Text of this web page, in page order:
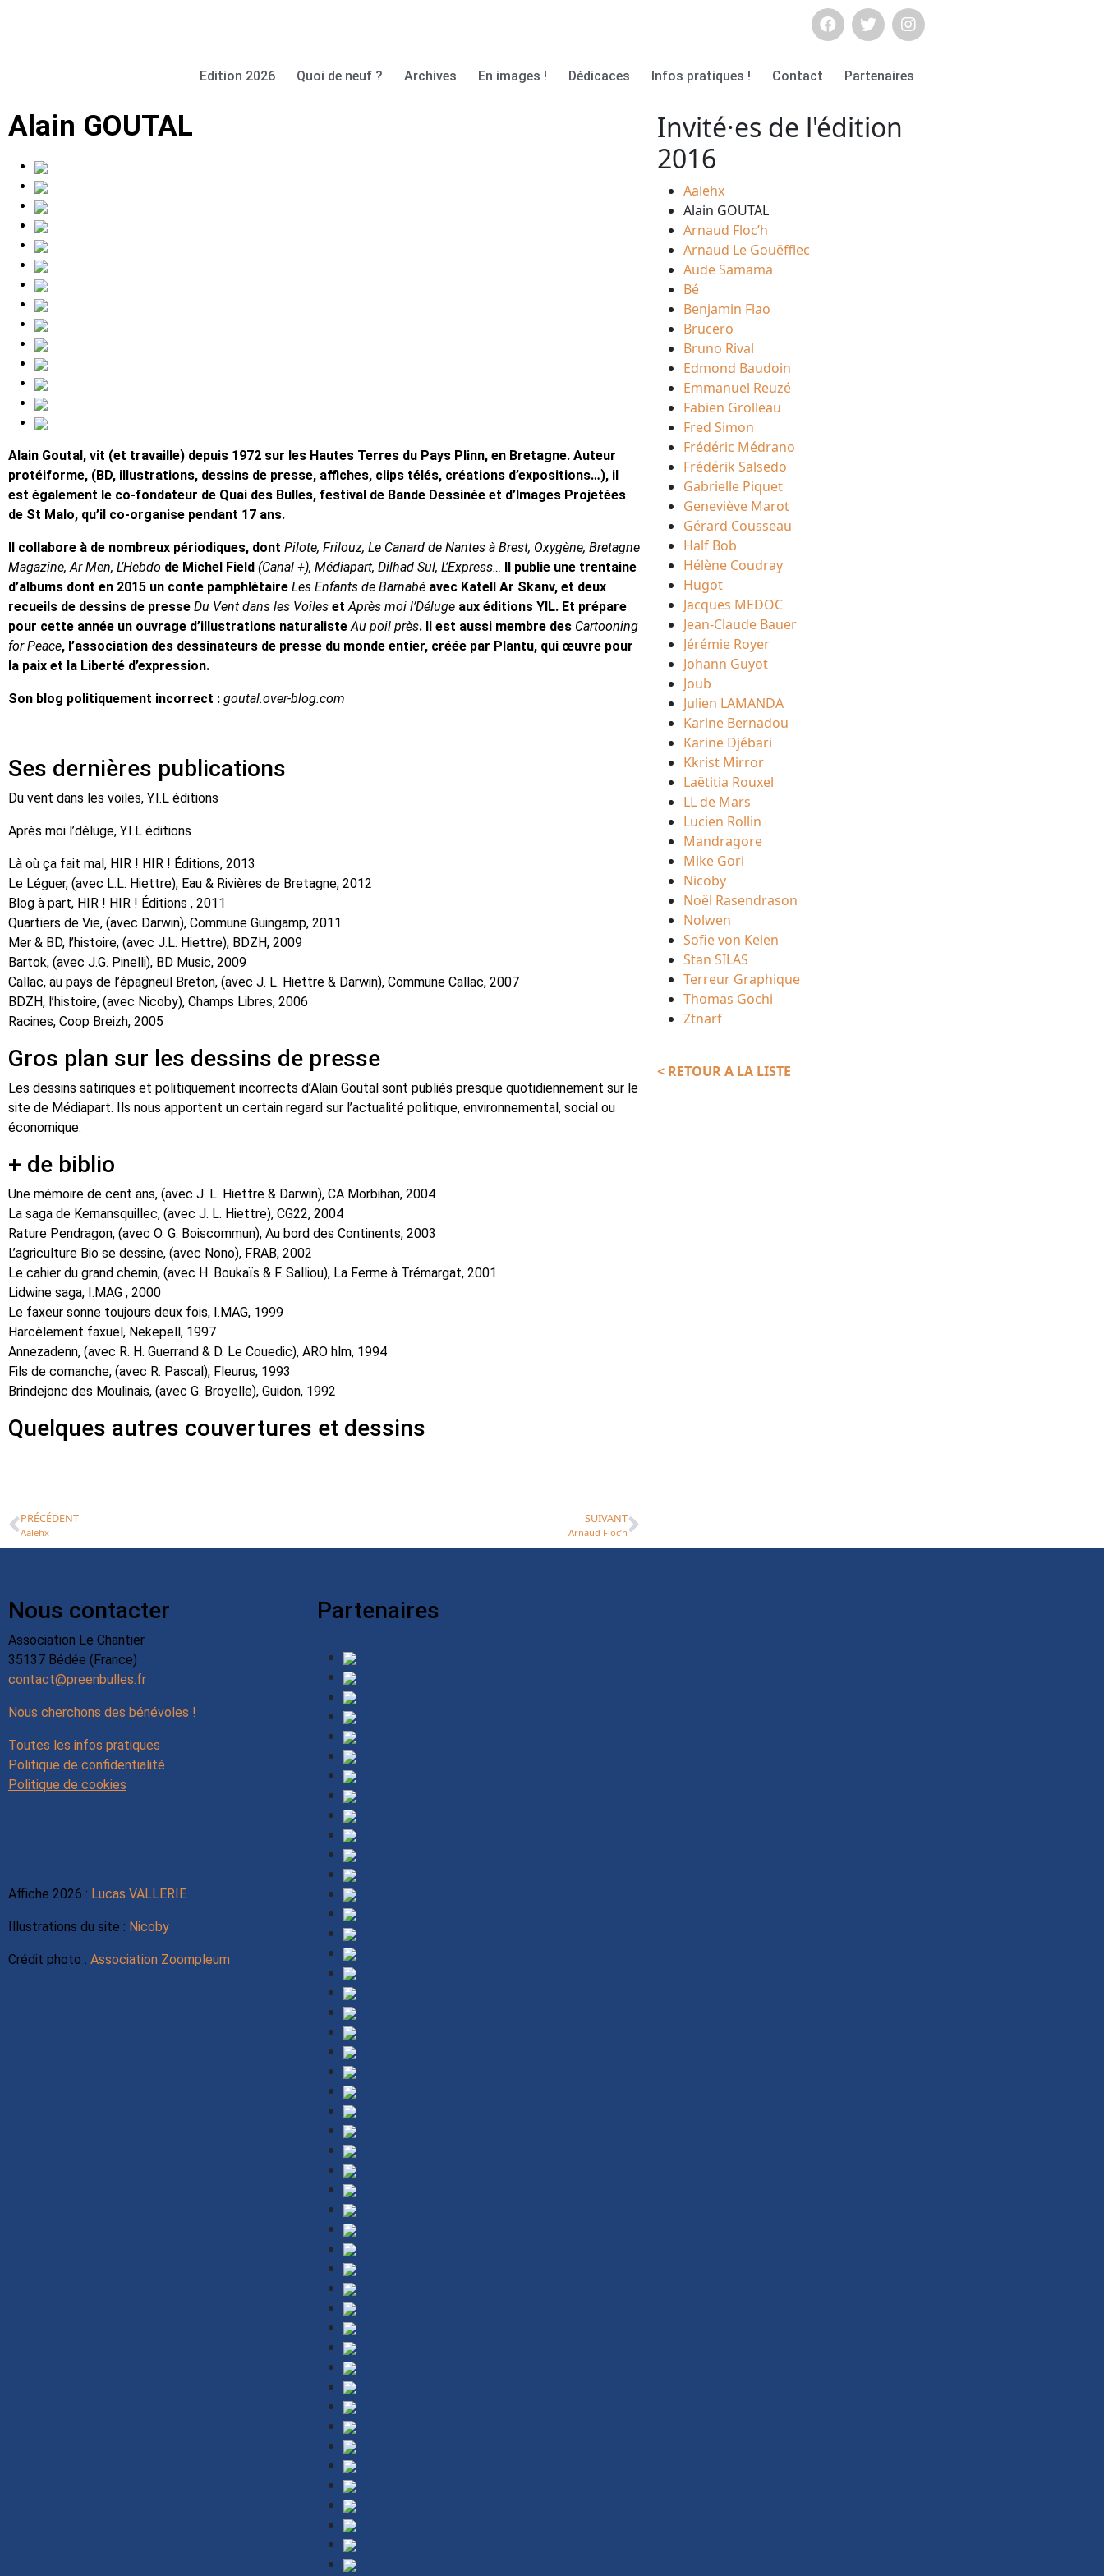
Edition 2026 Quoi de neuf ? Archives En images ! Dédicaces Infos pratiques ! Contact Partenaires
Alain GOUTAL
Alain Goutal, vit (et travaille) depuis 1972 sur les Hautes Terres du Pays Plinn, en Bretagne. Auteur
protéiforme, (BD, illustrations, dessins de presse, affiches, clips télés, créations d’expositions…), il
est également le co-fondateur de Quai des Bulles, festival de Bande Dessinée et d’Images Projetées
de St Malo, qu’il co-organise pendant 17 ans.
Il collabore à de nombreux périodiques, dont Pilote, Frilouz, Le Canard de Nantes à Brest, Oxygène, Bretagne
Magazine, Ar Men, L’Hebdo de Michel Field (Canal +), Médiapart, Dilhad Sul, L’Express… Il publie une trentaine
d’albums dont en 2015 un conte pamphlétaire Les Enfants de Barnabé avec Katell Ar Skanv, et deux
recueils de dessins de presse Du Vent dans les Voiles etAprès moi l’Déluge aux éditions YIL. Et prépare
pour cette année un ouvrage d’illustrations naturalisteAu poil près. Il est aussi membre des Cartooning
for Peace, l’association des dessinateurs de presse du monde entier, créée par Plantu, qui œuvre pour
la paix et la Liberté d’expression.
Son blog politiquement incorrect : goutal.over-blog.com
Ses dernières publications
Du vent dans les voiles, Y.I.L éditions
Après moi l’déluge, Y.I.L éditions
Là où ça fait mal, HIR ! HIR ! Éditions, 2013
Le Léguer, (avec L.L. Hiettre), Eau & Rivières de Bretagne, 2012
Blog à part, HIR ! HIR ! Éditions , 2011
Quartiers de Vie, (avec Darwin), Commune Guingamp, 2011
Mer & BD, l’histoire, (avec J.L. Hiettre), BDZH, 2009
Bartok, (avec J.G. Pinelli), BD Music, 2009
Callac, au pays de l’épagneul Breton, (avec J. L. Hiettre & Darwin), Commune Callac, 2007
BDZH, l’histoire, (avec Nicoby), Champs Libres, 2006
Racines, Coop Breizh, 2005
Gros plan sur les dessins de presse
Les dessins satiriques et politiquement incorrects d’Alain Goutal sont publiés presque quotidiennement sur le
site de Médiapart. Ils nous apportent un certain regard sur l’actualité politique, environnemental, social ou
économique.
+ de biblio
Une mémoire de cent ans, (avec J. L. Hiettre & Darwin), CA Morbihan, 2004
La saga de Kernansquillec, (avec J. L. Hiettre), CG22, 2004
Rature Pendragon, (avec O. G. Boiscommun), Au bord des Continents, 2003
L’agriculture Bio se dessine, (avec Nono), FRAB, 2002
Le cahier du grand chemin, (avec H. Boukaïs & F. Salliou), La Ferme à Trémargat, 2001
Lidwine saga, I.MAG , 2000
Le faxeur sonne toujours deux fois, I.MAG, 1999
Harcèlement faxuel, Nekepell, 1997
Annezadenn, (avec R. H. Guerrand & D. Le Couedic), ARO hlm, 1994
Fils de comanche, (avec R. Pascal), Fleurus, 1993
Brindejonc des Moulinais, (avec G. Broyelle), Guidon, 1992
Quelques autres couvertures et dessins
PRÉCÉDENT
Aalehx
SUIVANT
Arnaud Floc’h
Invité·es de l'édition
2016
Aalehx
Alain GOUTAL
Arnaud Floc’h
Arnaud Le Gouëfflec
Aude Samama
Bé
Benjamin Flao
Brucero
Bruno Rival
Edmond Baudoin
Emmanuel Reuzé
Fabien Grolleau
Fred Simon
Frédéric Médrano
Frédérik Salsedo
Gabrielle Piquet
Geneviève Marot
Gérard Cousseau
Half Bob
Hélène Coudray
Hugot
Jacques MEDOC
Jean-Claude Bauer
Jérémie Royer
Johann Guyot
Joub
Julien LAMANDA
Karine Bernadou
Karine Djébari
Kkrist Mirror
Laëtitia Rouxel
LL de Mars
Lucien Rollin
Mandragore
Mike Gori
Nicoby
Noël Rasendrason
Nolwen
Sofie von Kelen
Stan SILAS
Terreur Graphique
Thomas Gochi
Ztnarf
< RETOUR A LA LISTE
Nous contacter
Association Le Chantier
35137 Bédée (France)
contact@preenbulles.fr
Nous cherchons des bénévoles !
Toutes les infos pratiques
Politique de confidentialité
Politique de cookies
Affiche 2026 : Lucas VALLERIE
Illustrations du site : Nicoby
Crédit photo : Association Zoompleum
Partenaires